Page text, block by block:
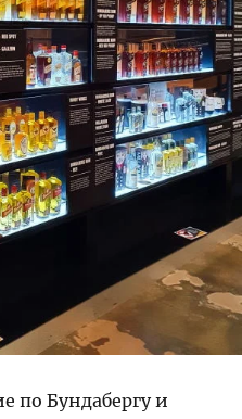
по Бундабергу и